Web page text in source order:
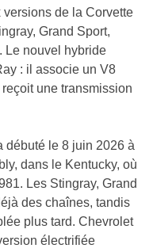
versions de la Corvette
Grand Sport,
Le nouvel hybride
: il associe un V8
une transmission
débuté le 8 juin 2026 à
dans le Kentucky, où
Les Stingray, Grand
des chaînes, tandis
plus tard. Chevrolet
électrifiée